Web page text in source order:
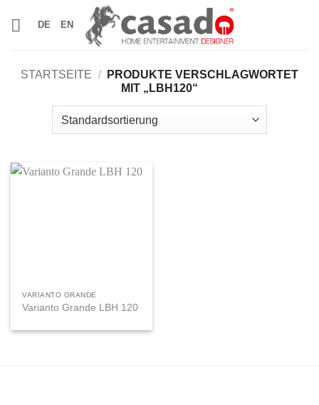
DE EN
STARTSEITE /
PRODUKTE VERSCHLAGWORTET
MIT „LBH120“
VARIANTO GRANDE
Varianto Grande LBH 120